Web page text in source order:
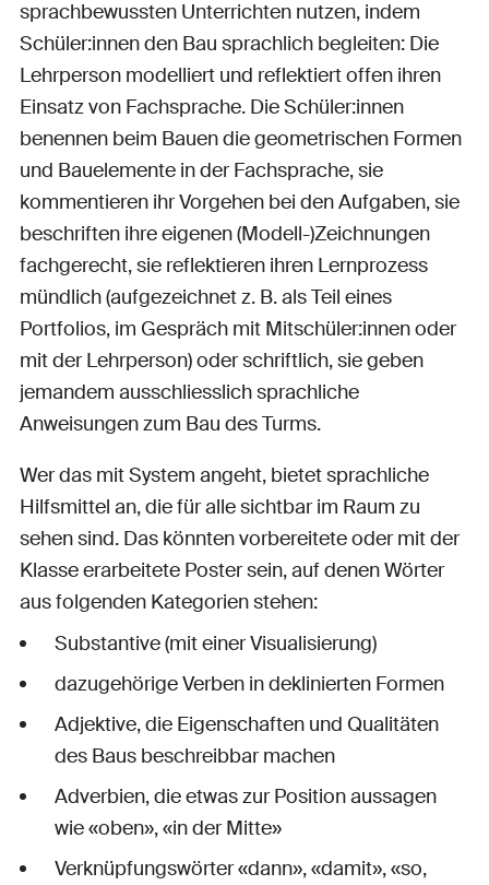
sprachbewussten Unterrichten nutzen, indem
Schüler:innen den Bau sprachlich begleiten: Die
Lehrperson modelliert und reflektiert offen ihren
Einsatz von Fachsprache. Die Schüler:innen
benennen beim Bauen die geometrischen Formen
und Bauelemente in der Fachsprache, sie
kommentieren ihr Vorgehen bei den Aufgaben, sie
beschriften ihre eigenen (Modell-)Zeichnungen
fachgerecht, sie reflektieren ihren Lernprozess
mündlich (aufgezeichnet z. B. als Teil eines
Portfolios, im Gespräch mit Mitschüler:innen oder
mit der Lehrperson) oder schriftlich, sie geben
jemandem ausschliesslich sprachliche
Anweisungen zum Bau des Turms.
Wer das mit System angeht, bietet sprachliche
Hilfsmittel an, die für alle sichtbar im Raum zu
sehen sind. Das könnten vorbereitete oder mit der
Klasse erarbeitete Poster sein, auf denen Wörter
aus folgenden Kategorien stehen:
Substantive (mit einer Visualisierung)
dazugehörige Verben in deklinierten Formen
Adjektive, die Eigenschaften und Qualitäten
des Baus beschreibbar machen
Adverbien, die etwas zur Position aussagen
wie «oben», «in der Mitte»
Verknüpfungswörter «dann», «damit», «so,